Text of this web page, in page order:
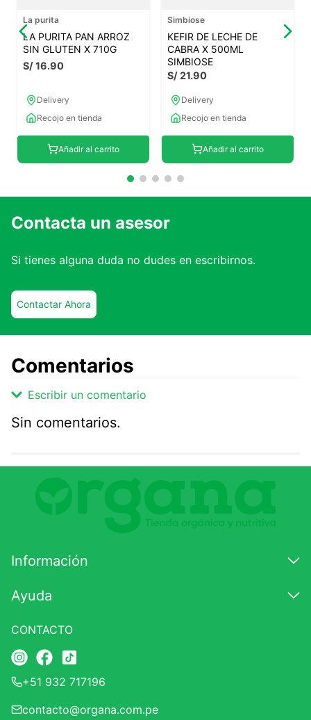
La purita
LA PURITA PAN ARROZ
SIN GLUTEN X 710G
S/16.90
Delivery
Recojo en tienda
Añadir al carrito
Simbiose
KEFIR DE LECHE DE
CABRA X 500ML
SIMBIOSE
S/21.90
Delivery
Recojo en tienda
Añadir al carrito
Contacta un asesor
Si tienes alguna duda no dudes en escribirnos.
Contactar Ahora
Comentarios
Escribir un comentario
Comentario
Califique el producto de 1 a 5 estrellas
★★★
Correo electrónico
Sin comentarios.
Información
Ayuda
CONTACTO
+51 932 717196
contacto@organa.com.pe